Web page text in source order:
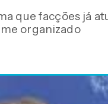
que facções já
organizado